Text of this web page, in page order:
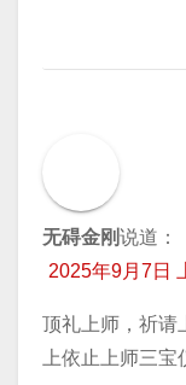
无碍金刚说道：
2025年9月7日
顶礼上师，祈请
上依止上师三